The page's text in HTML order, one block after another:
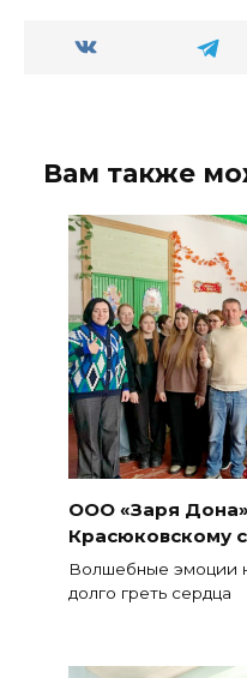
Вам также
ООО «Заря
Красюковскому
Волшебные эмоции
долго греть сердца